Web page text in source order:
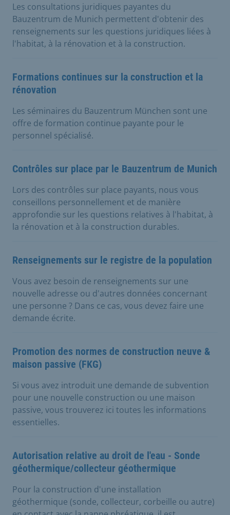
Les consultations juridiques payantes du
Bauzentrum de Munich permettent d'obtenir des
renseignements sur les questions juridiques liées à
l'habitat, à la rénovation et à la construction.
Formations continues sur la construction et la
rénovation
Les séminaires du Bauzentrum München sont une
offre de formation continue payante pour le
personnel spécialisé.
Contrôles sur place par le Bauzentrum de Munich
Lors des contrôles sur place payants, nous vous
conseillons personnellement et de manière
approfondie sur les questions relatives à l'habitat, à
la rénovation et à la construction durables.
Renseignements sur le registre de la population
Vous avez besoin de renseignements sur une
nouvelle adresse ou d'autres données concernant
une personne ? Dans ce cas, vous devez faire une
demande écrite.
Promotion des normes de construction neuve &
maison passive (FKG)
Si vous avez introduit une demande de subvention
pour une nouvelle construction ou une maison
passive, vous trouverez ici toutes les informations
essentielles.
Autorisation relative au droit de l'eau - Sonde
géothermique/collecteur géothermique
Pour la construction d'une installation
géothermique (sonde, collecteur, corbeille ou autre)